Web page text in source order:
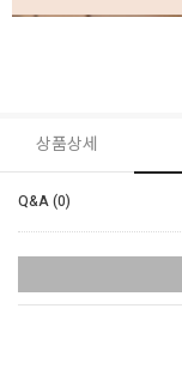
상품상세
Q&A (0)